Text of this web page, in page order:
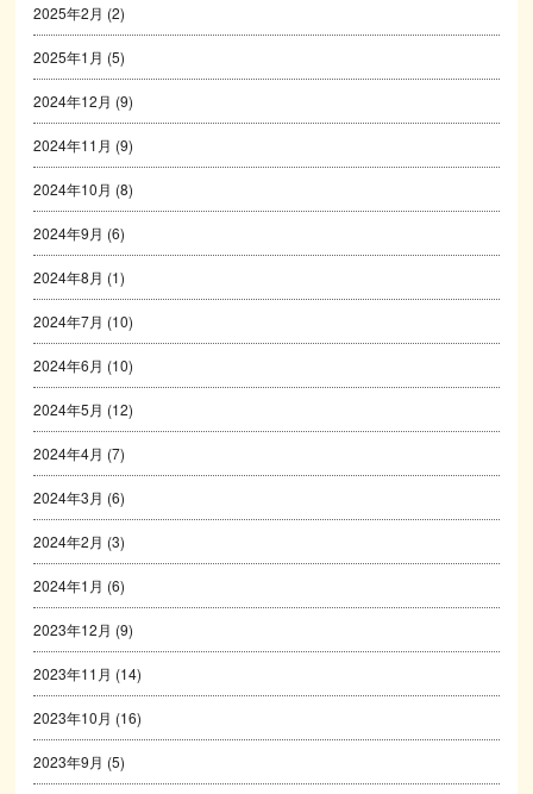
2025年2月 (2)
2025年1月 (5)
2024年12月 (9)
2024年11月 (9)
2024年10月 (8)
2024年9月 (6)
2024年8月 (1)
2024年7月 (10)
2024年6月 (10)
2024年5月 (12)
2024年4月 (7)
2024年3月 (6)
2024年2月 (3)
2024年1月 (6)
2023年12月 (9)
2023年11月 (14)
2023年10月 (16)
2023年9月 (5)